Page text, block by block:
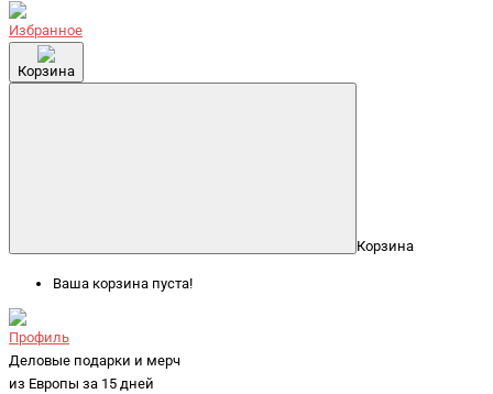
Избранное
Корзина
Корзина
Ваша корзина пуста!
Профиль
Деловые подарки и мерч
из Европы за 15 дней